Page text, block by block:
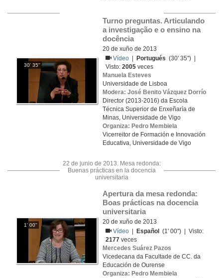
30' 35''
Turno preguntas. Articulando
a investigação e o ensino na
docência
20 de xuño de 2013
Vídeo
Portugués (30' 35'') |
Visto:2005 veces
Manuela Esteves
Universidade de Lisboa
Modera: José Benito Vázquez Dorrío
Director (2013-2016) da Escola
Técnica Superior de Enxeñaría de
Minas, Universidade de Vigo
Organiza: Pedro Membiela
Vicerreitor de Formación e Innovación
Educativa, Universidade de Vigo
22 de junio de 2013. Mesa redonda:
Buenas prácticas en la docencia
universitaria
1' 00''
Apertura da mesa redonda:
Boas prácticas na docencia
universitaria
20 de xuño de 2013
Vídeo
Español
(1' 00'') | Visto:
2177 veces
Mercedes Suárez Pazos
Vicedecana da Facultade de CC. da
Educación de Ourense
Organiza: Pedro Membiela